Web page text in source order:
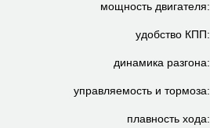
мощность двигателя:
удобство КПП:
динамика разгона:
управляемость и тормоза:
плавность хода: